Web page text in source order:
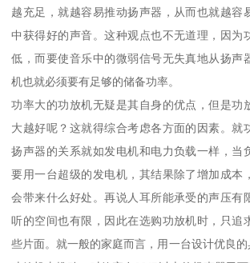
越充足，就越容易推动扬声器，从而也就越容
中获得好的声音。这种观点也不无道理，因为
低，而要使音乐中的微弱信号无失真地从扬声
机也就必须要有足够的储备功率。
功率大的功放机无疑是其自身的优点，但是功
大越好呢？这就得综合考虑各方面的因素。就
扬声器的关系就如发电机和电力负载一样，当
要用一台超级的发电机，其结果除了增加成本
会带来什么好处。再说人耳所能承受的声压有
听的空间也有限，因此在选购功放机时，只追
些片面。就一般的家庭而言，用一台设计优良